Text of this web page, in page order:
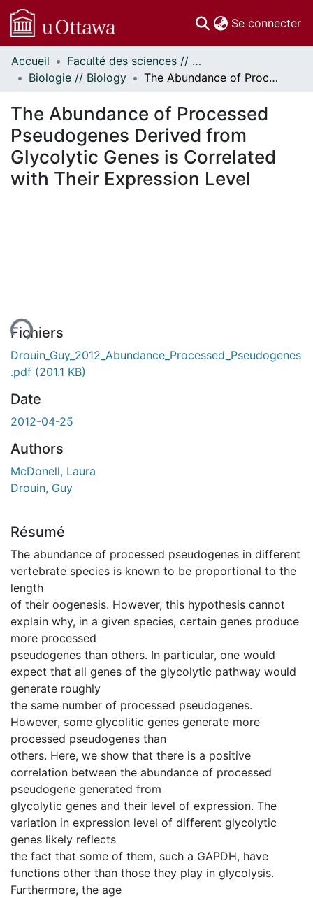
Se connecter
Communautés
et collections
Statistiques
À propos
Accueil
Faculté des sciences // Faculty of Science
Biologie // Biology
The Abundance of Processed Pseudogenes Derived from Glycolytic Genes is Correlated with Their Expression Level
The Abundance of Processed
Pseudogenes Derived from
Glycolytic Genes is Correlated
with Their Expression Level
Fichiers
Drouin_Guy_2012_Abundance_Processed_Pseudogenes
.pdf (201.1 KB)
Date
2012-04-25
Authors
McDonell, Laura
Drouin, Guy
Résumé
The abundance of processed pseudogenes in different
vertebrate species is known to be proportional to the
length
of their oogenesis. However, this hypothesis cannot
explain why, in a given species, certain genes produce
more processed
pseudogenes than others. In particular, one would
expect that all genes of the glycolytic pathway would
generate roughly
the same number of processed pseudogenes.
However, some glycolitic genes generate more
processed pseudogenes than
others. Here, we show that there is a positive
correlation between the abundance of processed
pseudogene generated from
glycolytic genes and their level of expression. The
variation in expression level of different glycolytic
genes likely reflects
the fact that some of them, such a GAPDH, have
functions other than those they play in glycolysis.
Furthermore, the age